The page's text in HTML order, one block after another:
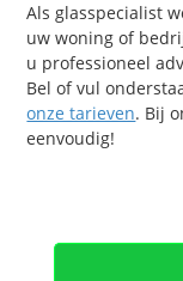
Als glasspecialist
uw woning of
u professioneel
Bel of vul
onze tarieven. Bij
eenvoudig!